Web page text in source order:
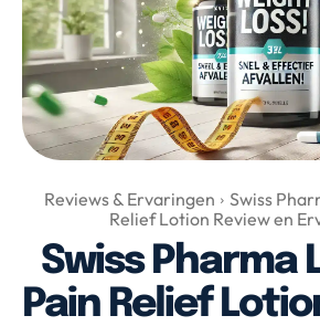
Health & Beauty
Huis & Tuin
Nieuws & Media
Over Valerie
De Top 5
Contact
Reviews & Ervaringen
Swiss
Relief Lotion Review en
Swiss Pharma
Pain Relief